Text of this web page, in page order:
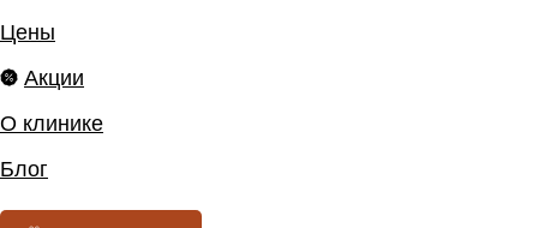
О клинике
Блог
Цены
Акции